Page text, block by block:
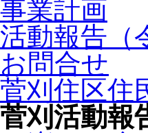
事業計画
活動報告（
お問合せ
菅刈住区住
菅刈活動報